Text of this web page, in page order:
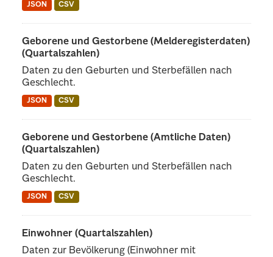
JSON CSV
Geborene und Gestorbene (Melderegisterdaten)
(Quartalszahlen)
Daten zu den Geburten und Sterbefällen nach
Geschlecht.
JSON CSV
Geborene und Gestorbene (Amtliche Daten)
(Quartalszahlen)
Daten zu den Geburten und Sterbefällen nach
Geschlecht.
JSON CSV
Einwohner (Quartalszahlen)
Daten zur Bevölkerung (Einwohner mit